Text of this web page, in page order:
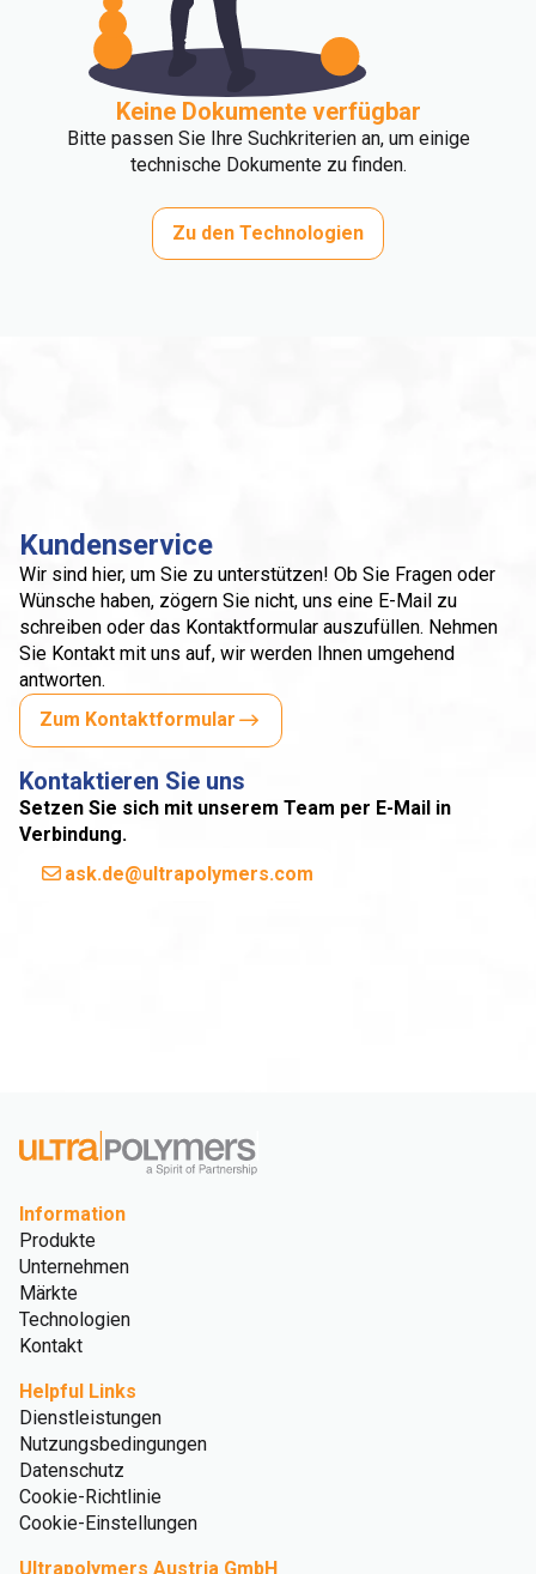
Keine Dokumente verfügbar
Bitte passen Sie Ihre Suchkriterien an, um einige
technische Dokumente zu finden.
Zu den Technologien
Kundenservice
Wir sind hier, um Sie zu unterstützen! Ob Sie Fragen oder
Wünsche haben, zögern Sie nicht, uns eine E-Mail zu
schreiben oder das Kontaktformular auszufüllen. Nehmen
Sie Kontakt mit uns auf, wir werden Ihnen umgehend
antworten.
Zum Kontaktformular
Kontaktieren Sie uns
Setzen Sie sich mit unserem Team per E-Mail in
Verbindung.
ask.de@ultrapolymers.com
Information
Produkte
Unternehmen
Märkte
Technologien
Kontakt
Helpful Links
Dienstleistungen
Nutzungsbedingungen
Datenschutz
Cookie-Richtlinie
Cookie-Einstellungen
Ultrapolymers Austria GmbH